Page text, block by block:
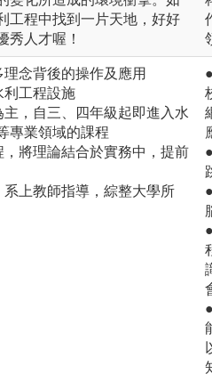
工程中找到一片天地，好好
秀人才喔！
念背後的操作及應用
利工程設施
，自三、四年級起即進入水
專業領域的課程
將理論結合於實務中，提前
上教師指導，綜整大學所